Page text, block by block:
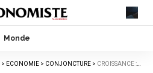
Monde
> ECONOMIE > CONJONCTURE > CROISSANCE : L’AFRIQUE SUBSAHARIENNE FACE AU RISQUE D’ESSOUFFLEMENT, ALERTE LA BM